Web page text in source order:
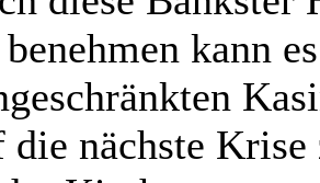
kann
die nächste